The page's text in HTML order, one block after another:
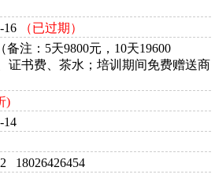
16
（已过期）
备注：5天9800元，10天19600
证书费、茶水；培训期间免费赠送商
)
14
18026426454